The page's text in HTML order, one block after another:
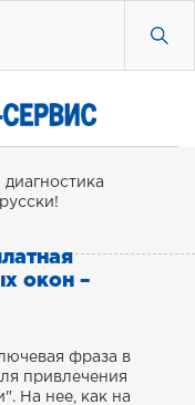
окон –
фраза в
привлечения
На нее, как на